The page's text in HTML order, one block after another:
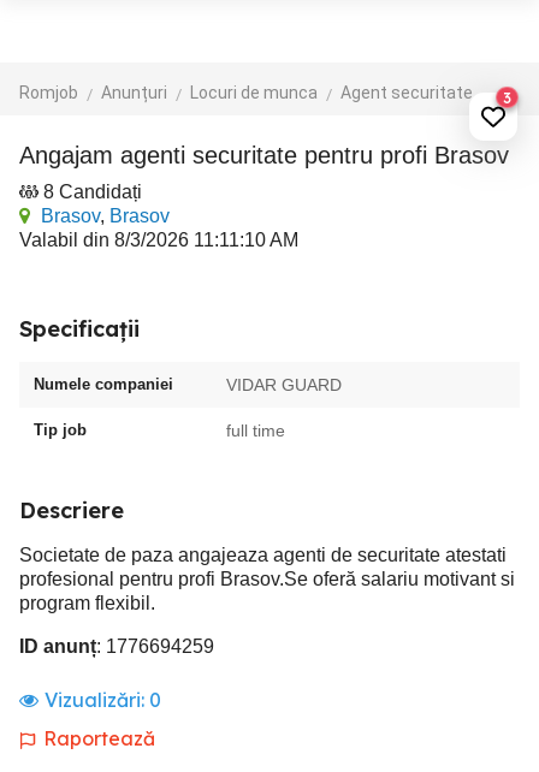
Romjob Anunțuri Locuri de munca Agent securitate 3
angajam agenti securitate pentru profi Brasov
8 Candidați
Brasov, Brasov
Valabil din 8/3/2026 11:11:10 AM
Specificații
Numele companiei VIDAR GUARD
Tip job full time
Descriere
Societate de paza angajeaza agenti de securitate atestati
profesional pentru profi Brasov.Se oferă salariu motivant si
program flexibil.
ID anunț: 1776694259
Vizualizări: 0
Raportează